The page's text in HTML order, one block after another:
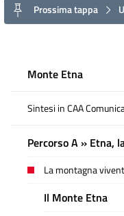
Prossima tappa
Monte Etna
Sintesi in CAA
Percorso A » Etna,
La montagna
Il Monte Etna